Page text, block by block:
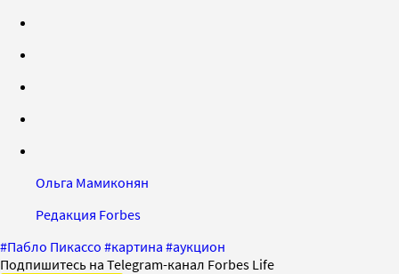
Ольга Мамиконян
Редакция Forbes
#Пабло Пикассо #картина #аукцион
Подпишитесь на Telegram-канал Forbes Life